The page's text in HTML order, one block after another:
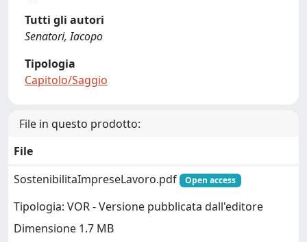
Tutti gli autori
Senatori, Iacopo
Tipologia
Capitolo/Saggio
File in questo prodotto:
File
SostenibilitaImpreseLavoro.pdf
Open access
Tipologia: VOR - Versione pubblicata dall'editore
Dimensione 1.7 MB